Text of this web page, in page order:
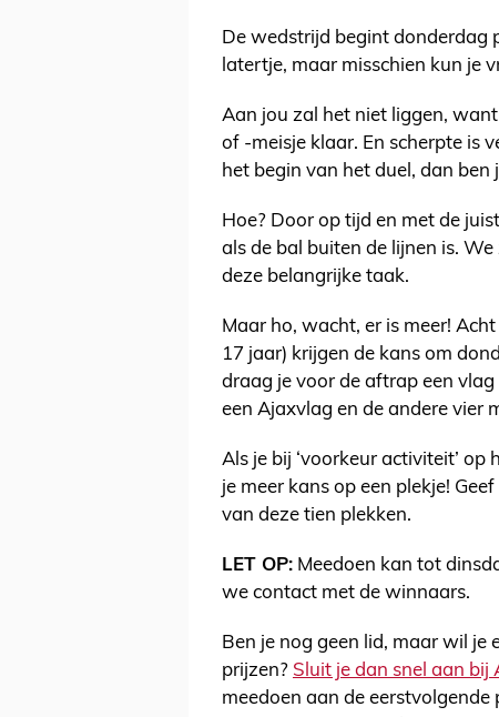
De wedstrijd begint donderdag
latertje, maar misschien kun je
Aan jou zal het niet liggen,
of -meisje klaar. En scherpte is
het begin van het duel, dan ben
Hoe? Door op tijd en met de
als de bal buiten de lijnen is.
deze belangrijke taak.
Maar ho, wacht, er is meer!
17 jaar) krijgen de kans om
draag je voor de aftrap een
een Ajaxvlag en de andere vier
Als je bij ‘voorkeur activiteit’ op
je meer kans op een plekje!
van deze tien plekken.
LET OP: Meedoen kan tot
we contact met de winnaars.
Ben je nog geen lid, maar wil je
prijzen? Sluit je dan snel aan bij
meedoen aan de eerstvolgende